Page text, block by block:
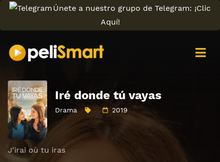
Únete a nuestro grupo de Telegram: ¡Clic
Aquí!
Iré donde tú vayas
Drama 2019
J'irai où tu iras